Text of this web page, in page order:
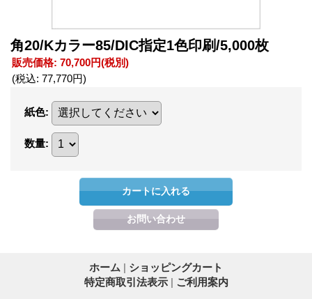
角20/Kカラー85/DIC指定1色印刷/5,000枚
販売価格: 70,700円(税別)
(税込: 77,770円)
紙色:
数量:
ホーム | ショッピングカート
特定商取引法表示 | ご利用案内